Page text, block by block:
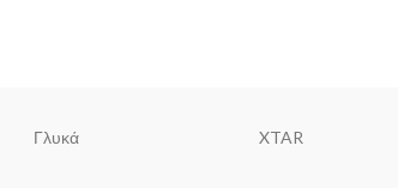
Γλυκά XTAR